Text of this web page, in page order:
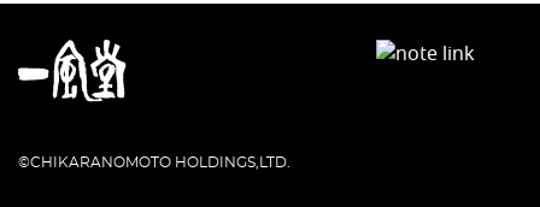
©CHIKARANOMOTO HOLDINGS,LTD.